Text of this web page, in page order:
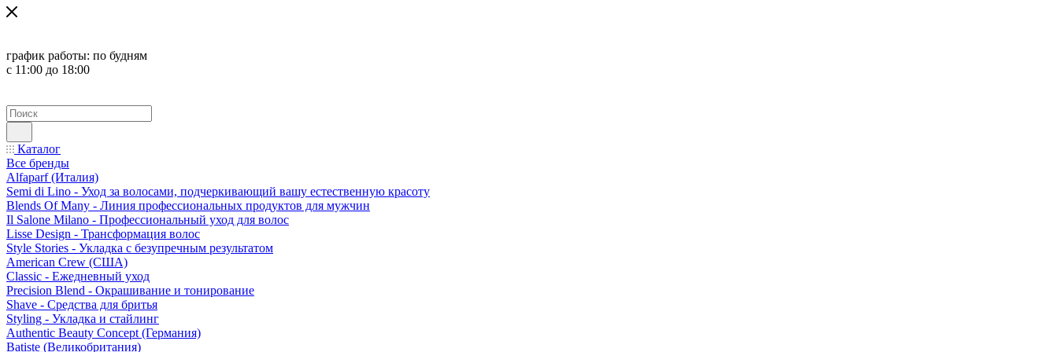
график работы: по будням
с 11:00 до 18:00
Каталог
Все бренды
Alfaparf (Италия)
Semi di Lino - Уход за волосами, подчеркивающий вашу естественную красоту
Blends Of Many - Линия профессиональных продуктов для мужчин
Il Salone Milano - Профессиональный уход для волос
Lisse Design - Трансформация волос
Style Stories - Укладка с безупречным результатом
American Crew (США)
Classic - Ежедневный уход
Precision Blend - Окрашивание и тонирование
Shave - Средства для бритья
Styling - Укладка и стайлинг
Authentic Beauty Concept (Германия)
Batiste (Великобритания)